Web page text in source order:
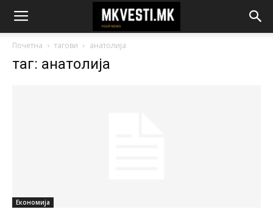
Почетна тагови анатолија
таг: анатолија
Економија